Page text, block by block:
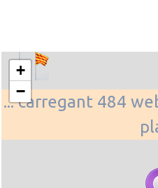
... carregant 484
+
−